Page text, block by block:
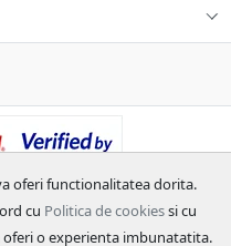
oferi functionalitatea dorita.
cu Politica de cookiessi cu
oferi o experienta imbunatatita.